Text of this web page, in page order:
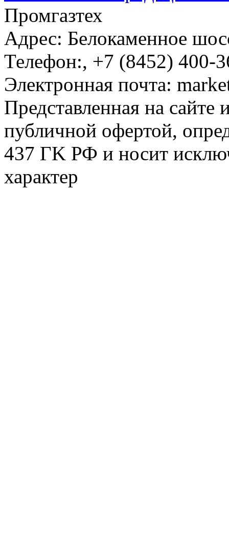
Промгазтех
Адрес: Белокаменное
Телефон:, +7 (8452) 400-
Электронная почта:
Представленная на сайте
публичной офертой,
437 ГK РФ и носит
характер